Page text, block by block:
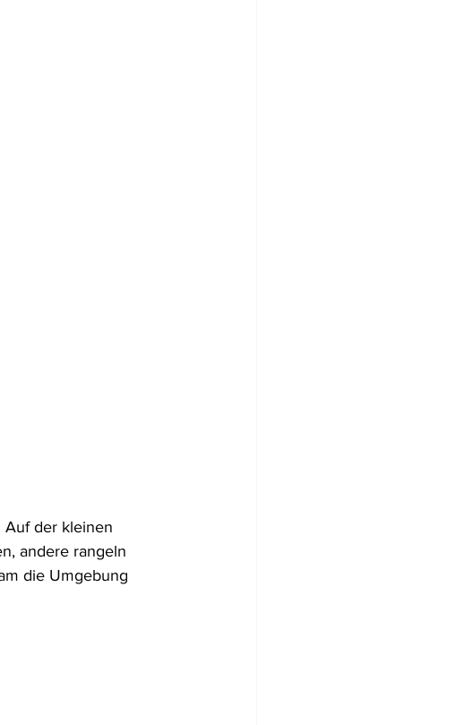
Auf der kleinen
andere rangeln
die Umgebung